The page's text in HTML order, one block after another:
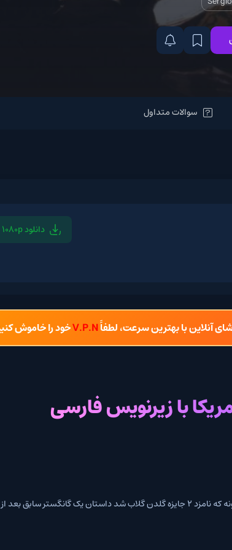
متداول
دانلود 720p
بهترین سرعت، لطفاًV.P.Nخود را خاموش کنید.
زیرنویس فارسی
فیلم جنایی روزی روزگاری در آمریکا با